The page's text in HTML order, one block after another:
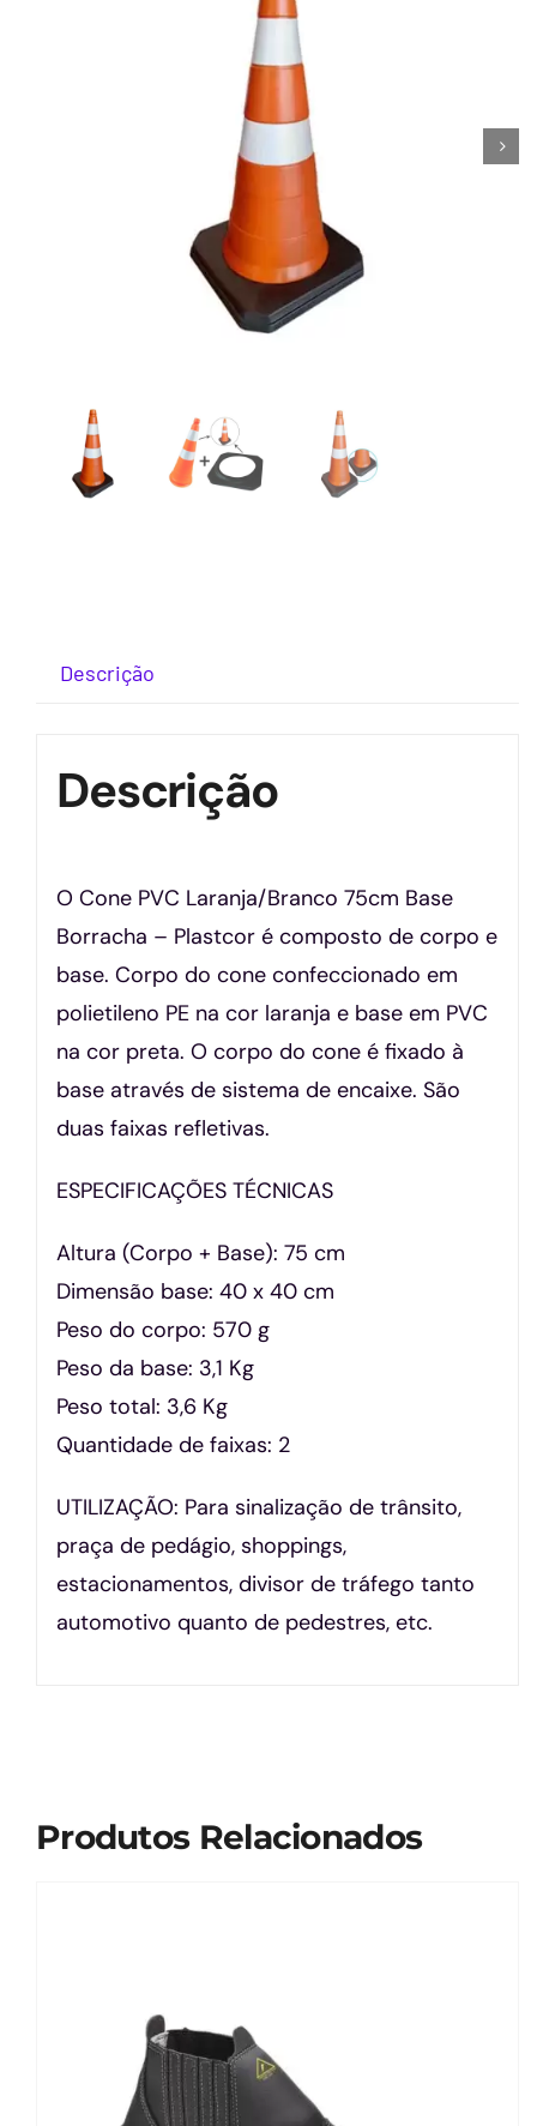
Descrição
Descrição
O Cone PVC Laranja/Branco 75cm Base
Borracha – Plastcor é composto de corpo e
base. Corpo do cone confeccionado em
polietileno PE na cor laranja e base em PVC
na cor preta. O corpo do cone é fixado à
base através de sistema de encaixe. São
duas faixas refletivas.
ESPECIFICAÇÕES TÉCNICAS
Altura (Corpo + Base): 75 cm
Dimensão base: 40 x 40 cm
Peso do corpo: 570 g
Peso da base: 3,1 Kg
Peso total: 3,6 Kg
Quantidade de faixas: 2
UTILIZAÇÃO: Para sinalização de trânsito,
praça de pedágio, shoppings,
estacionamentos, divisor de tráfego tanto
automotivo quanto de pedestres, etc.
Produtos Relacionados